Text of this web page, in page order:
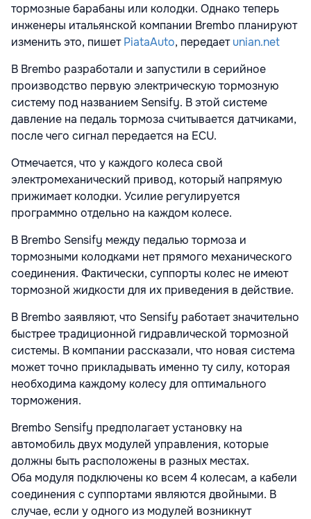
тормозные барабаны или колодки. Однако теперь
инженеры итальянской компании Brembo планируют
изменить это, пишетPiataAuto, передаетunian.net
В Brembo разработали и запустили в серийное
производство первую электрическую тормозную
систему под названием Sensify. В этой системе
давление на педаль тормоза считывается датчиками,
после чего сигнал передается на ECU.
Отмечается, что у каждого колеса свой
электромеханический привод, который напрямую
прижимает колодки. Усилие регулируется
программно отдельно на каждом колесе.
В Brembo Sensify между педалью тормоза и
тормозными колодками нет прямого механического
соединения. Фактически, суппорты колес не имеют
тормозной жидкости для их приведения в действие.
В Brembo заявляют, что Sensify работает значительно
быстрее традиционной гидравлической тормозной
системы. В компании рассказали, что новая система
может точно прикладывать именно ту силу, которая
необходима каждому колесу для оптимального
торможения.
Brembo Sensify предполагает установку на
автомобиль двух модулей управления, которые
должны быть расположены в разных местах.
Оба модуля подключены ко всем 4 колесам, а кабели
соединения с суппортами являются двойными. В
случае, если у одного из модулей возникнут